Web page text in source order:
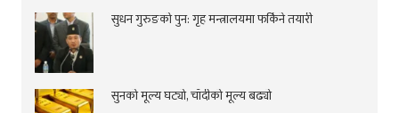
सुधन गुरुङको पुन: गृह मन्त्रालयमा फर्किने तयारी
सुनको मूल्य घट्यो, चाँदीको मूल्य बढ्यो